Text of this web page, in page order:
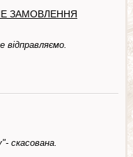
ЗАМОВЛЕННЯ
скасована.